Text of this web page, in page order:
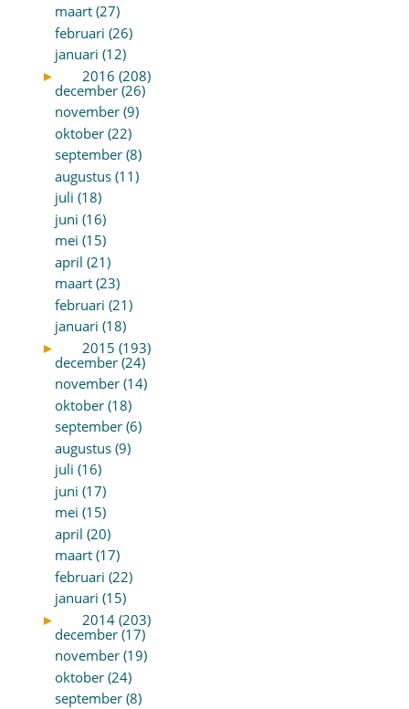
maart (27)
februari (26)
januari (12)
►
2016 (208)
december (26)
november (9)
oktober (22)
september (8)
augustus (11)
juli (18)
juni (16)
mei (15)
april (21)
maart (23)
februari (21)
januari (18)
►
2015 (193)
december (24)
november (14)
oktober (18)
september (6)
augustus (9)
juli (16)
juni (17)
mei (15)
april (20)
maart (17)
februari (22)
januari (15)
►
2014 (203)
december (17)
november (19)
oktober (24)
september (8)